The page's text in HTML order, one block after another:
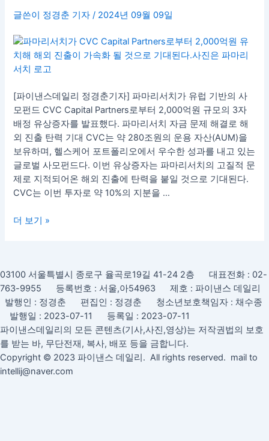
글쓴이 정경춘 기자/ 2024년 09월 09일
[파이낸스데일리 정경춘기자] 파마리서치가 유럽 기반의 사
모펀드 CVC Capital Partners로부터 2,000억원 규모의 3자
배정 유상증자를 발표했다. 파마리서치 자금 문제 해결로 해
외 진출 탄력 기대 CVC는 약 280조원의 운용 자산(AUM)을
보유하며, 헬스케어 포트폴리오에서 우수한 성과를 내고 있는
글로벌 사모펀드다. 이번 유상증자는 파마리서치의 고질적 문
제로 지적되어온 해외 진출에 탄력을 붙일 것으로 기대된다.
CVC는 이번 투자로 약 10%의 지분을 …
Capital
Partners
로
부
터
억
원
유
치…
해
외
진
출
속
더 보기 »
03100 서울특별시 종로구 율곡로19길 41-24 2층 대표전화 : 02-
763-9955 등록번호 : 서울,아54963 제호 : 파이낸스 데일리
발행인 : 정경춘 편집인 : 정경춘 청소년보호책임자 : 채수종
발행일 : 2023-07-11 등록일 : 2023-07-11
파이낸스데일리의 모든 콘텐츠(기사,사진,영상)는 저작권법의 보호
를 받는 바, 무단전재, 복사, 배포 등을 금합니다.
Copyright © 2023 파이낸스 데일리. All rights reserved. mail to
intellij@naver.com